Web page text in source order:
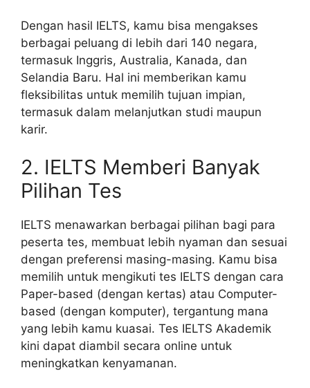
Dengan hasil IELTS, kamu bisa mengakses
berbagai peluang di lebih dari 140 negara,
termasuk Inggris, Australia, Kanada, dan
Selandia Baru. Hal ini memberikan kamu
fleksibilitas untuk memilih tujuan impian,
termasuk dalam melanjutkan studi maupun
karir.
2. IELTS Memberi Banyak
Pilihan Tes
IELTS menawarkan berbagai pilihan bagi para
peserta tes, membuat lebih nyaman dan sesuai
dengan preferensi masing-masing. Kamu bisa
memilih untuk mengikuti tes IELTS dengan cara
Paper-based (dengan kertas) atau Computer-
based (dengan komputer), tergantung mana
yang lebih kamu kuasai. Tes IELTS Akademik
kini dapat diambil secara online untuk
meningkatkan kenyamanan.